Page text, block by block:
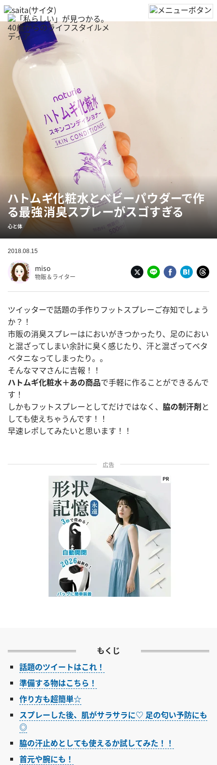
ハトムギ化粧水とベビーパウダーで作
る最強消臭スプレーがスゴすぎる
心と体
2018.08.15
miso
物販＆ライター
ツイッターで話題の手作りフットスプレーご存知でしょう
か？！
市販の消臭スプレーはにおいがきつかったり、足のにおい
と混ざってしまい余計に臭く感じたり、汗と混ざってベタ
ベタニなってしまったり。。
そんなママさんに吉報！！
ハトムギ化粧水＋あの商品で手軽に作ることができるんで
す！
しかもフットスプレーとしてだけではなく、 脇の制汗剤と
しても使えちゃうんです！！
早速レポしてみたいと思います！！
広告
もくじ
話題のツイートはこれ！
準備する物はこちら！
作り方も超簡単☆
スプレーした後、肌がサラサラに♡ 足の匂い予防にも
◎
脇の汗止めとしても使えるか試してみた！！
首元や腕にも！